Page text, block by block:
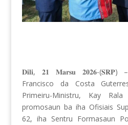
𝐃𝐢𝐥𝐢, 𝟐𝟏 𝐌𝐚𝐫𝐬𝐮 𝟐𝟎𝟐𝟔-(𝐒𝐑𝐏)
Francisco da Costa
Primeiru-Ministru, Kay
promosaun ba iha Ofisiais
62, iha Sentru Formasaun